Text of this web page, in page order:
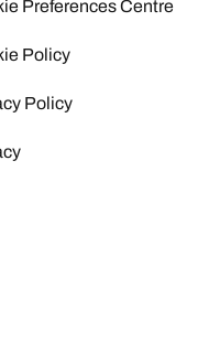
Preferences Centre
Policy
Policy